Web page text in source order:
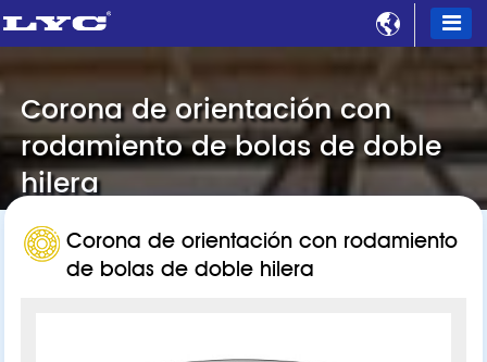

Corona de orientación con
rodamiento de bolas de doble
hilera
Corona de orientación con rodamiento
de bolas de doble hilera